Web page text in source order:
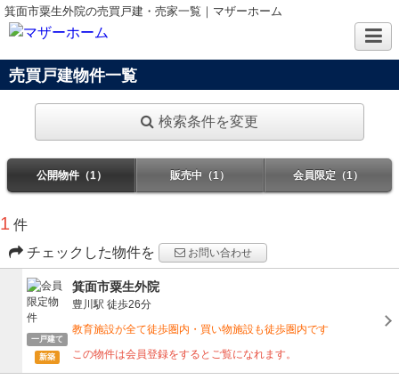
箕面市粟生外院の売買戸建・売家一覧｜マザーホーム
売買戸建物件一覧
検索条件を変更
公開物件（1） 販売中（1） 会員限定（1）
1 件
チェックした物件を
お問い合わせ
一戸建て
新築
箕面市粟生外院
豊川駅 徒歩26分
教育施設が全て徒歩圏内・買い物施設も徒歩圏内です
この物件は会員登録をするとご覧になれます。